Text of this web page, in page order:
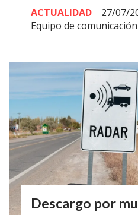
Equipo de comunicación
ACTUALIDAD 27/07/
Descargo por